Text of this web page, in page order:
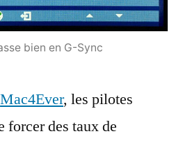
bien en G-Sync
Mac4Ever, les pilotes
forcer des taux de